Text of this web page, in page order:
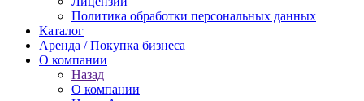
Политика обработки персональных данных
Каталог
Аренда / Покупка бизнеса
О компании
Назад
О компании